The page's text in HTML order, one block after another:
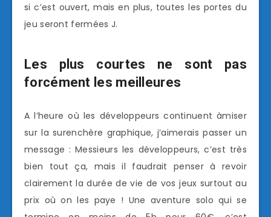
si c’est ouvert, mais en plus, toutes les portes du
jeu seront fermées J.
Les plus courtes ne sont pas
forcément les meilleures
A l’heure où les développeurs continuent àmiser
sur la surenchère graphique, j’aimerais passer un
message : Messieurs les développeurs, c’est très
bien tout ça, mais il faudrait penser à revoir
clairement la durée de vie de vos jeux surtout au
prix où on les paye ! Une aventure solo qui se